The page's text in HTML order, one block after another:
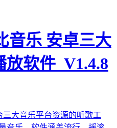
音乐 安卓三大
软件_V1.4.8
大音乐平台资源的听歌工